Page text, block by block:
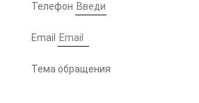
Телефон
Email
Тема обращения